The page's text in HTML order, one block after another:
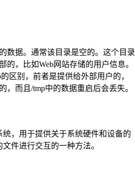
数据。通常该目录是空的。这个目录
的，比如Web网站存储的用户信息。
区别，前者是提供给外部用户的，
，而且/tmp中的数据重启后会丢失。
统，用于提供关于系统硬件和设备的
件进行交互的一种方法。